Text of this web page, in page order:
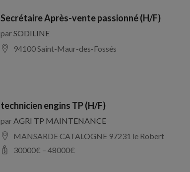
Secrétaire Après-vente passionné (H/F)
parSODILINE
94100 Saint-Maur-des-Fossés
technicien engins TP (H/F)
parAGRI TP MAINTENANCE
MANSARDE CATALOGNE 97231 le Robert
30000€ – 48000€